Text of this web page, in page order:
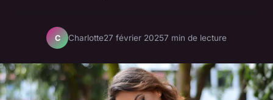
C Charlotte27 février 20257 min de lecture